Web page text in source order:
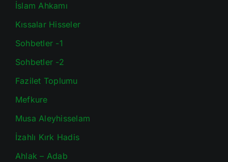
İslam Ahkamı
Kıssalar Hisseler
Sohbetler -1
Sohbetler -2
Fazilet Toplumu
Mefkure
Musa Aleyhisselam
İzahlı Kırk Hadis
Ahlak – Adab